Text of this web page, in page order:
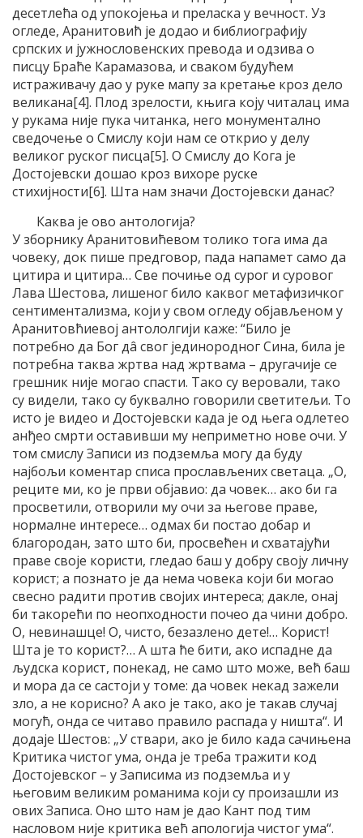
десетлећа од упокојења и преласка у вечност. Уз
огледе, Аранитовић је додао и библиографију
српских и јужнословенских превода и одзива о
писцу Браће Карамазова, и сваком будућем
истраживачу дао у руке мапу за кретање кроз дело
великана[4]. Плод зрелости, књига коју читалац има
у рукама није пука читанка, него монументално
сведочење о Смислу који нам се открио у делу
великог руског писца[5]. О Смислу до Кога је
Достојевски дошао кроз вихоре руске
стихијности[6]. Шта нам значи Достојевски данас?
Каква је ово антологија?
У зборнику Аранитовићевом толико тога има да
човеку, док пише предговор, пада напамет само да
цитира и цитира… Све почиње од сурог и суровог
Лава Шестова, лишеног било каквог метафизичког
сентиментализма, који у свом огледу објављеном у
Аранитовћиевој антололгији каже: “Било је
потребно да Бог дâ свог јединородног Сина, била је
потребна таква жртва над жртвама – другачије се
грешник није могао спасти. Тако су веровали, тако
су видели, тако су буквално говорили светитељи. То
исто је видео и Достојевски када је од њега одлетео
анђео смрти оставивши му неприметно нове очи. У
том смислу Записи из подземља могу да буду
најбољи коментар списа прослављених светаца. „О,
реците ми, ко је први објавио: да човек… ако би га
просветили, отворили му очи за његове праве,
нормалне интересе… одмах би постао добар и
благородан, зато што би, просвећен и схватајући
праве своје користи, гледао баш у добру своју личну
корист; а познато је да нема човека који би могао
свесно радити против својих интереса; дакле, онај
би такорећи по неопходности почео да чини добро.
О, невинашце! О, чисто, безазлено дете!… Корист!
Шта је то корист?… А шта ће бити, ако испадне да
људска корист, понекад, не само што може, већ баш
и мора да се састоји у томе: да човек некад зажели
зло, а не корисно? А ако је тако, ако је такав случај
могућ, онда се читаво правило распада у ништа“. И
додаје Шестов: „У ствари, ако је било када сачињена
Критика чистог ума, онда је треба тражити код
Достојевског – у Записима из подземља и у
његовим великим романима који су произашли из
ових Записа. Оно што нам је дао Кант под тим
насловом није критика већ апологија чистог ума“.